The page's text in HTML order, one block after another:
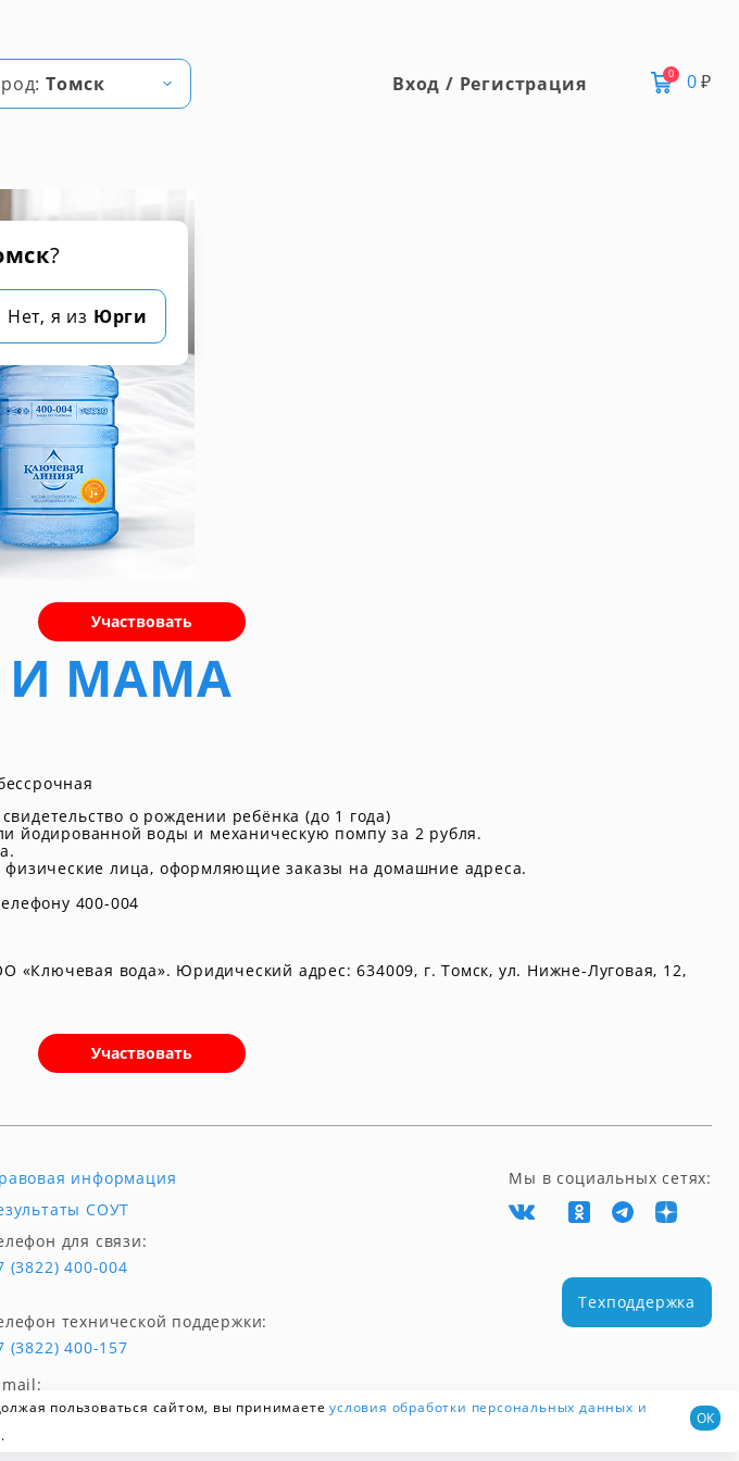
?
Нет, я из Юрги
Томск Вход / Регистрация 0 0₽
пользоваться сайтом, вы принимаетеусловия обработки персональных данных и
ОК
Участвовать
МАМА
о рождении ребёнка (до 1 года)
йодированной воды и механическую помпу за 2 рубля.
физические лица, оформляющие заказы на домашние адреса.
400-004
вода». Юридический адрес: 634009, г. Томск, ул. Нижне-Луговая, 12,
Участвовать
информация
СОУТ
для связи:
(3822) 400-004
технической поддержки:
(3822) 400-157
mail:
Мы в социальных сетях:
Техподдержка